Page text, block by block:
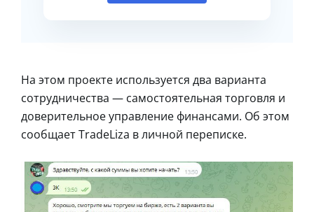
На этом проекте используется два варианта
сотрудничества — самостоятельная торговля и
доверительное управление финансами. Об этом
сообщает TradeLiza в личной переписке.